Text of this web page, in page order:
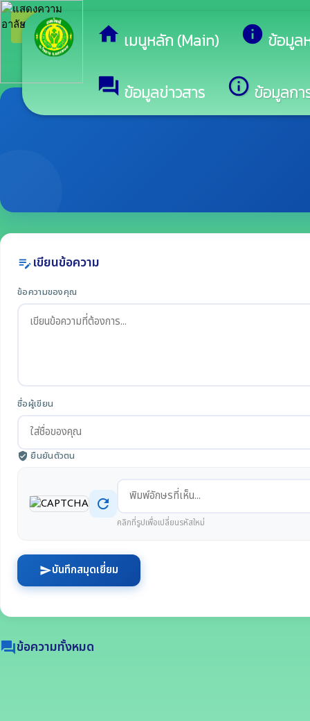
home เมนูหลัก (Main) info ข้อมูล
forum ข้อมูลข่าวสาร info_outline ข้อมูลก
arrow_back_iosกลับเมนูหลัก
edit_noteเขียนข้อความ
ข้อความของคุณ
ชื่อผู้เขียน
verified_user ยืนยันตัวตน
refresh
คลิกที่รูปเพื่อเปลี่ยนรหัสใหม่
sendบันทึกสมุดเยี่ยม
forumข้อความทั้งหมด